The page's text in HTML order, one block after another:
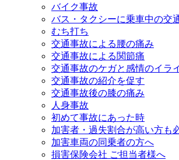
バイク事故
バス・タクシーに乗車中の交
むち打ち
交通事故による腰の痛み
交通事故による関節痛
交通事故のケガと感情のイラ
交通事故の紹介を促す
交通事故後の膝の痛み
人身事故
初めて事故にあった時
加害者・過失割合が高い方も
加害車両の同乗者の方へ
損害保険会社 ご担当者様へ